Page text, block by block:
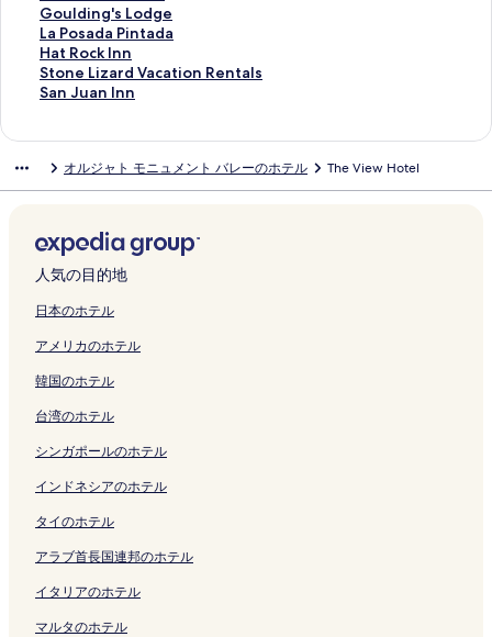
e
s
o
r
t
ジ
を
リ
ン
ク
r
e
a
t
の
を
開
ン
ク
t
r
y
C
o
e
ー
ジ
を
開
リ
ク
e
L
a
n
e
a
n
の
ペ
ー
を
く
リ
ン
ク
A
m
a
z
i
e
の
ペ
ー
ジ
開
リ
ン
ク
&
S
u
i
t
a
i
n
の
ー
を
開
く
リ
ク
n
d
i
n
g
ジ
を
リ
ン
ク
s
I
n
n
の
を
開
ン
ク
g
V
i
e
w
i
B
l
f
H
m
e
N
e
r
i
i
n
g
!
c
t
o
r
M
L
g
e
の
ペ
ジ
開
く
リ
ン
e
l
l
i
I
ペ
ー
開
く
リ
ン
r
t
R
o
s
o
&
C
b
n
の
ペ
ー
ジ
開
リ
ク
e
S
a
g
e
S
t
e
の
ー
を
開
く
リ
ク
o
n
e
L
i
L
g
i
g
ペ
ジ
を
開
く
ン
o
u
r
C
o
s
n
の
ペ
ー
を
く
リ
ン
ク
Goulding's Lodge
G
o
u
l
d
s
d
g
の
ー
を
開
く
リ
ク
La Posada Pintada
L
a
P
o
P
t
a
a
ペ
ジ
を
開
く
ン
Hat Rock Inn
H
a
t
I
の
ペ
ー
ジ
開
リ
ン
ク
Stone Lizard Vacation Rentals
S
t
i
r
d
a
a
i
o
n
R
n
a
s
の
ペ
ー
San Juan Inn
S
a
n
n
の
ペ
ジ
開
く
リ
ン
オルジャト モニュメント バレーのホテル The View Hotel
人気の目的地
日本のホテル
アメリカのホテル
韓国のホテル
台湾のホテル
シンガポールのホテル
インドネシアのホテル
タイのホテル
アラブ首長国連邦のホテル
イタリアのホテル
マルタのホテル